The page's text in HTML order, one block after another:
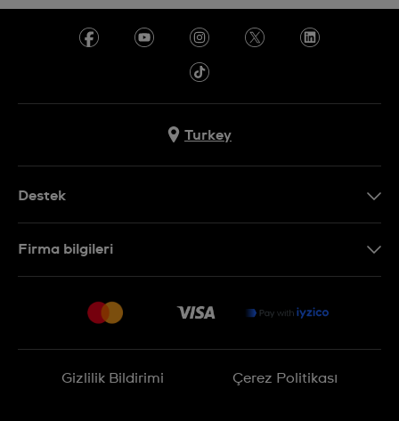
Turkey
Destek
İade Politikası
Firma bilgileri
Gizlilik Bildirimi Çerez Politikası